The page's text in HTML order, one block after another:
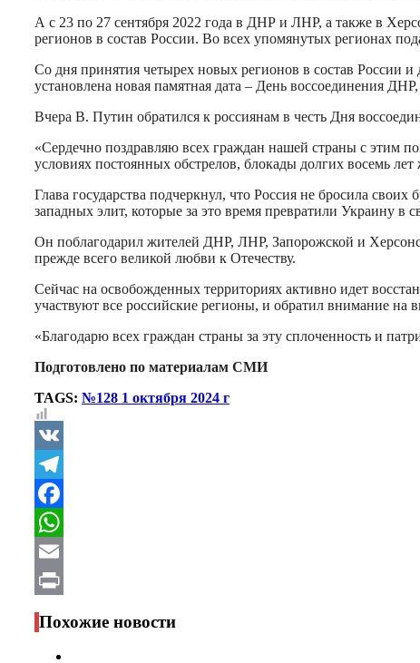
А с 23 по 27 сентября 2022 года в ДНР и ЛНР, а также в
регионов в состав России. Во всех упомянутых регионах
Со дня принятия четырех новых регионов в состав России и
установлена новая памятная дата – День воссоединения
Вчера В. Путин обратился к россиянам в честь Дня
«Сердечно поздравляю всех граждан нашей страны с этим
условиях постоянных обстрелов, блокады долгих восемь
Глава государства подчеркнул, что Россия не бросила
западных элит, которые за это время превратили Украину
Он поблагодарил жителей ДНР, ЛНР, Запорожской и
прежде всего великой любви к Отечеству.
Сейчас на освобожденных территориях активно идет
участвуют все российские регионы, и обратил внимание на
«Благодарю всех граждан страны за эту сплоченность и
Подготовлено по материалам СМИ
TAGS: №128 1 октября 2024 г
VK
Telegram
Facebook
WhatsApp
Email
Print
Похожие новости